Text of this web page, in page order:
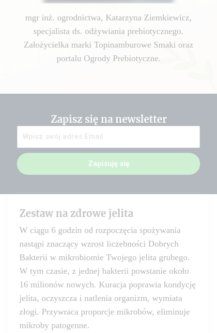
mgr inż. ogrodnictwa, Katarzyna Ziemkiewicz,
specjalista ds. odżywiania prebiotycznego.
Założycielka marki Topinamburowe Smaki oraz
portalu Ogrody Prebiotyczne.
Zapisz się na newsletter
Zapisuję się
Zestaw na zdrowe jelita
W ciągu 6 godzin od rozpoczęcia spożywania
nastąpi znaczący wzrost liczebności Dobrych
Bakterii w mikrobiomie Twojego jelita grubego.
W tym czasie, z jednej bakterii powstanie około
16 milionów nowych. Kuracja poprawia kondycję
jelita, oczyszcza i natlenia organizm, wymiata
złogi. Przywraca proporcje mikrobów, eliminuje
mikroby patogenne.